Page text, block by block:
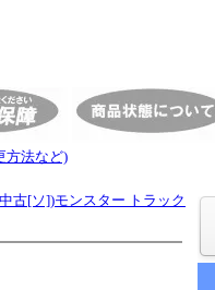
方法など)
古[ソ])モンスター トラック